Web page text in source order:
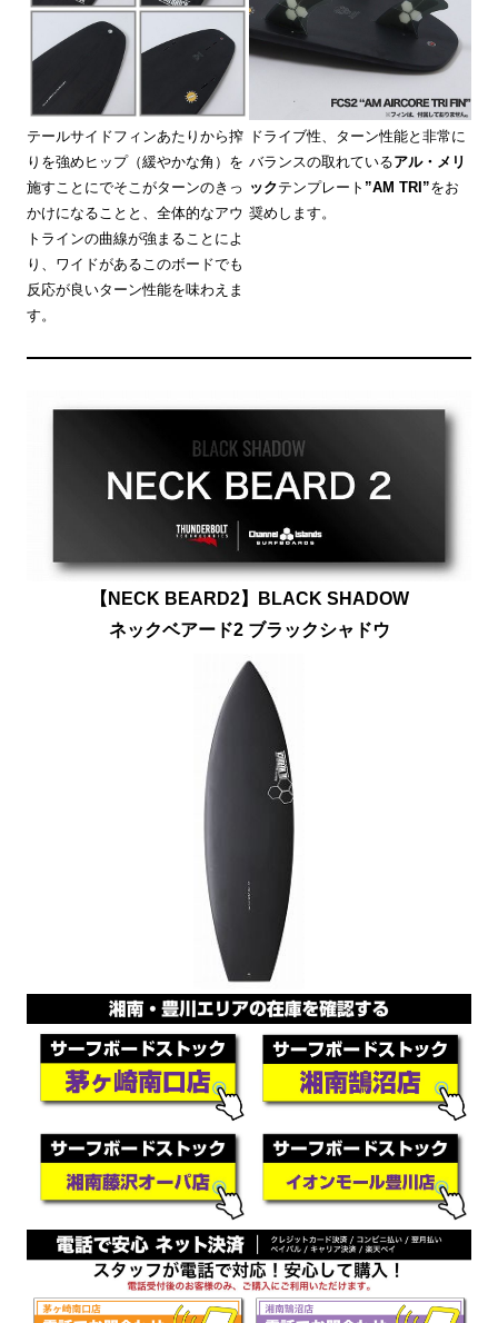
テールサイドフィンあたりから搾
りを強めヒップ（緩やかな角）を
施すことにでそこがターンのきっ
かけになることと、全体的なアウ
トラインの曲線が強まることによ
り、ワイドがあるこのボードでも
反応が良いターン性能を味わえま
す。
ドライブ性、ターン性能と非常に
バランスの取れているアル・メリ
ックテンプレート ”AM TRI”をお
奨めします。
【NECK BEARD2】BLACK SHADOW
ネックベアード2 ブラックシャドウ